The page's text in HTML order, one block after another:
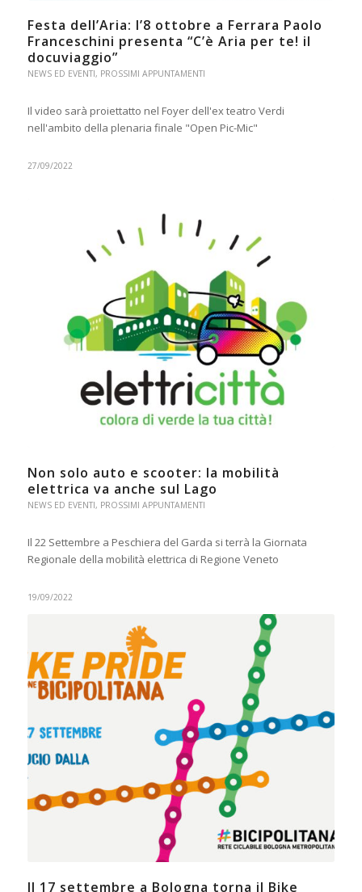
Festa dell’Aria: l’8 ottobre a Ferrara Paolo
Franceschini presenta “C’è Aria per te! il
docuviaggio”
NEWS ED EVENTI, PROSSIMI APPUNTAMENTI
Il video sarà proiettatto nel Foyer dell'ex teatro Verdi
nell'ambito della plenaria finale "Open Pic-Mic"
27/09/2022
Non solo auto e scooter: la mobilità
elettrica va anche sul Lago
NEWS ED EVENTI, PROSSIMI APPUNTAMENTI
Il 22 Settembre a Peschiera del Garda si terrà la Giornata
Regionale della mobilità elettrica di Regione Veneto
19/09/2022
Il 17 settembre a Bologna torna il Bike